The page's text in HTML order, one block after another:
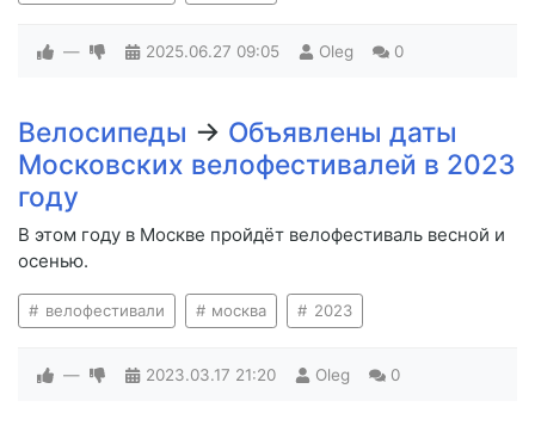
— 2025.06.27 09:05 Oleg 0
Велосипеды → Объявлены даты
Московских велофестивалей в 2023
году
В этом году в Москве пройдёт велофестиваль весной и
осенью.
велофестивали москва 2023
— 2023.03.17 21:20 Oleg 0